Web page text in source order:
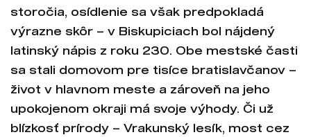
storočia, osídlenie sa však predpokladá
výrazne skôr – v Biskupiciach bol nájdený
latinský nápis z roku 230. Obe mestské časti
sa stali domovom pre tisíce bratislavčanov –
život v hlavnom meste a zároveň na jeho
upokojenom okraji má svoje výhody. Či už
blízkosť prírody – Vrakunský lesík, most cez